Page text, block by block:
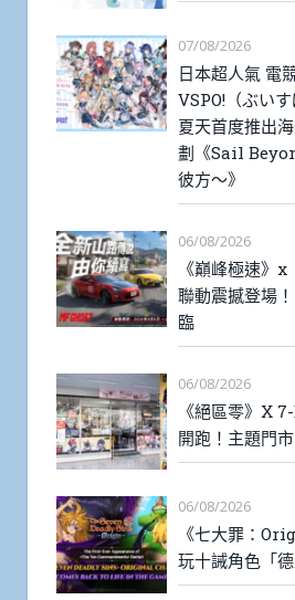
07/08/2026
日本超人氣 電
VSPO!（ぶい
夏天首度推出
劃《Sail
彼方～》
06/08/2026
《巔峰極速》
聯動震撼登場
臨
06/08/2026
《絕區零》X
開跑！主題門
06/08/2026
《七大罪：
玩十誡角色「德